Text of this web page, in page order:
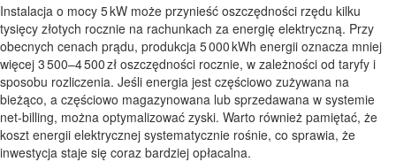
Instalacja o mocy 5 kW może przynieść oszczędności rzędu kilku
tysięcy złotych rocznie na rachunkach za energię elektryczną. Przy
obecnych cenach prądu, produkcja 5 000 kWh energii oznacza mniej
więcej 3 500–4 500 zł oszczędności rocznie, w zależności od taryfy i
sposobu rozliczenia. Jeśli energia jest częściowo zużywana na
bieżąco, a częściowo magazynowana lub sprzedawana w systemie
net-billing, można optymalizować zyski. Warto również pamiętać, że
koszt energii elektrycznej systematycznie rośnie, co sprawia, że
inwestycja staje się coraz bardziej opłacalna.